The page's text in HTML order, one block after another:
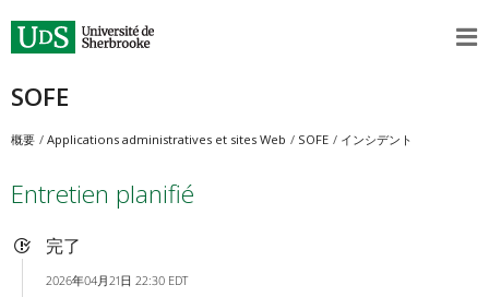
SOFE
概要 Applications administratives et sites Web SOFE インシデント
Entretien planifié
完了
2026年04月21日 22:30 EDT